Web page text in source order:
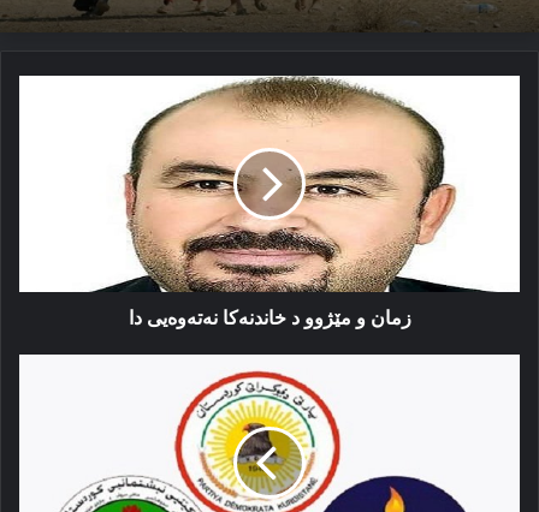
خاندنەکا
نەتەوەیى
زمان و مێژوو د خاندنەکا نەتەوەیى دا
گوران